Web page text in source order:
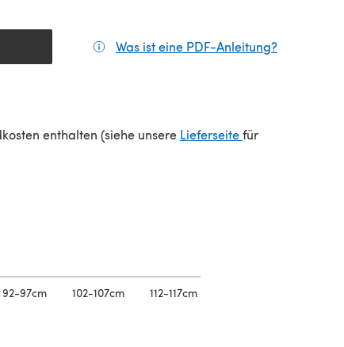
Was ist eine PDF-Anleitung?
enthalten (siehe unsere Lieferseite(öffnet sich in
für
92-97cm 102-107cm 112-117cm